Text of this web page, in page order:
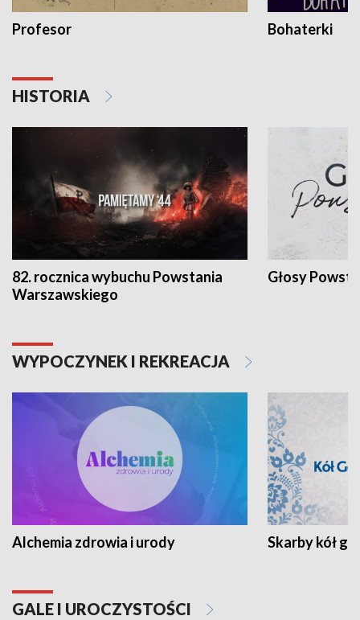
Profesor Bohaterki
HISTORIA
82. rocznica wybuchu Powstania
Warszawskiego
Głosy
WYPOCZYNEK I REKREACJA
Alchemia zdrowia i urody Skarby kół
GALE I UROCZYSTOŚCI